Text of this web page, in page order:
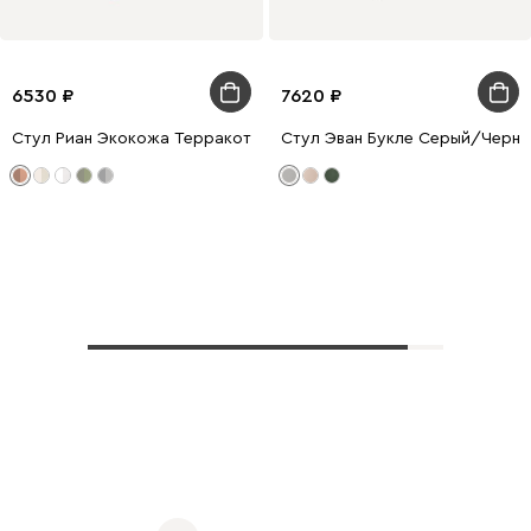
6530
Стул Риан Экокожа Терракотовый/Натуральный
7620
Стул Эван Букле Серый/